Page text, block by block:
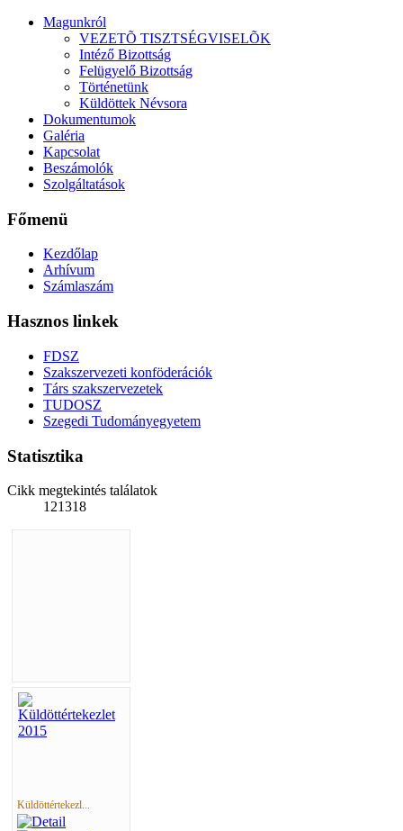
Magunkról
VEZETÕ TISZTSÉGVISELÕK
Intéző Bizottság
Felügyelő Bizottság
Történetünk
Küldöttek Névsora
Dokumentumok
Galéria
Kapcsolat
Beszámolók
Szolgáltatások
Főmenü
Kezdőlap
Arhívum
Számlaszám
Hasznos linkek
FDSZ
Szakszervezeti konföderációk
Társ szakszervezetek
TUDOSZ
Szegedi Tudományegyetem
Statisztika
Cikk megtekintés találatok
121318
Küldöttértekezl...